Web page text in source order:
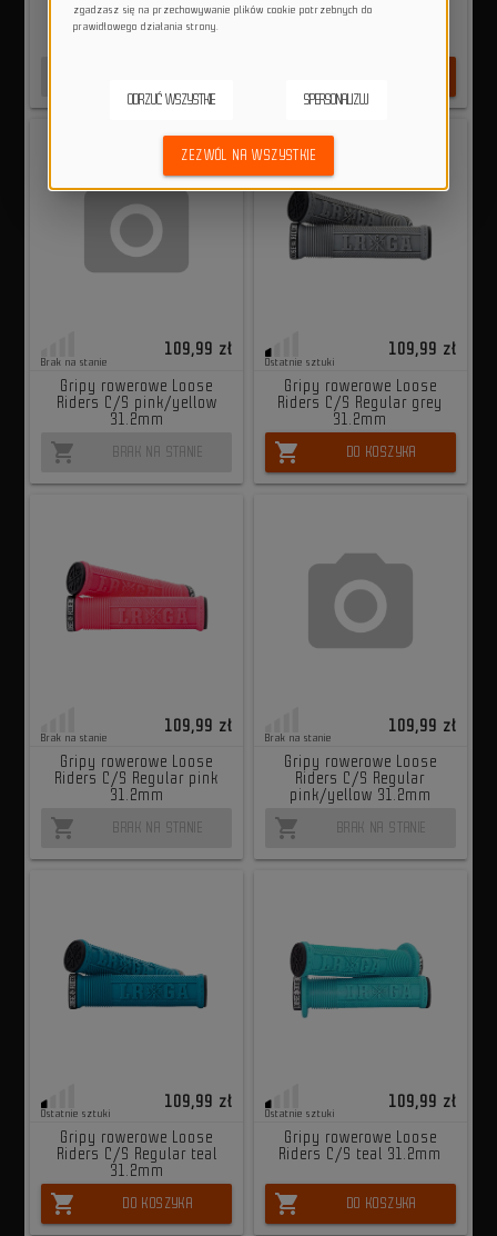
Gripy rowerowe Loose
Riders C/S gum rubber
Gripy rowerowe Loose
Brak na stanie
109,99 zł
Gripy rowerowe Loose
Riders C/S pink/yellow
31.2mm
shopping_cart BRAK NA STANIE
Ostatnie sztuki
109,99 zł
Gripy rowerowe Loose
Riders C/S Regular grey
31.2mm
shopping_cart DO KOSZYKA
Brak na stanie
109,99 zł
Gripy rowerowe Loose
Riders C/S Regular pink
31.2mm
shopping_cart BRAK NA STANIE
Brak na stanie
109,99 zł
Gripy rowerowe Loose
Riders C/S Regular
pink/yellow 31.2mm
shopping_cart BRAK NA STANIE
Ostatnie sztuki
109,99 zł
Gripy rowerowe Loose
Riders C/S Regular teal
31.2mm
shopping_cart DO KOSZYKA
Ostatnie sztuki
109,99 zł
Gripy rowerowe Loose
Riders C/S teal 31.2mm
shopping_cart DO KOSZYKA
zgadzasz się na przechowywanie plików cookie potrzebnych do
prawidłowego działania strony.
ODRZUĆ WSZYSTKIE SPERSONALIZUJ
ZEZWÓL NA WSZYSTKIE